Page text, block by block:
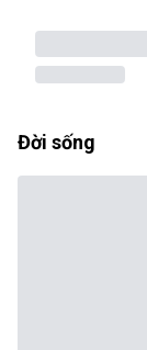
Đời sống